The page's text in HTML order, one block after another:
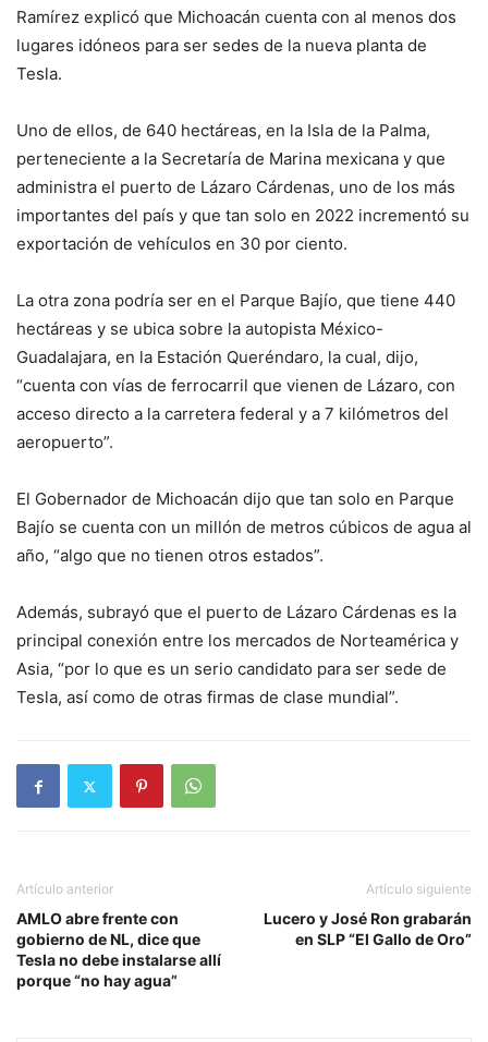
Ramírez explicó que Michoacán cuenta con al menos dos
lugares idóneos para ser sedes de la nueva planta de
Tesla.
Uno de ellos, de 640 hectáreas, en la Isla de la Palma,
perteneciente a la Secretaría de Marina mexicana y que
administra el puerto de Lázaro Cárdenas, uno de los más
importantes del país y que tan solo en 2022 incrementó su
exportación de vehículos en 30 por ciento.
La otra zona podría ser en el Parque Bajío, que tiene 440
hectáreas y se ubica sobre la autopista México-
Guadalajara, en la Estación Queréndaro, la cual, dijo,
“cuenta con vías de ferrocarril que vienen de Lázaro, con
acceso directo a la carretera federal y a 7 kilómetros del
aeropuerto”.
El Gobernador de Michoacán dijo que tan solo en Parque
Bajío se cuenta con un millón de metros cúbicos de agua al
año, “algo que no tienen otros estados”.
Además, subrayó que el puerto de Lázaro Cárdenas es la
principal conexión entre los mercados de Norteamérica y
Asia, “por lo que es un serio candidato para ser sede de
Tesla, así como de otras firmas de clase mundial”.
Artículo anterior
AMLO abre frente con
gobierno de NL, dice que
Tesla no debe instalarse allí
porque “no hay agua”
Artículo siguiente
Lucero y José Ron grabarán
en SLP “El Gallo de Oro”